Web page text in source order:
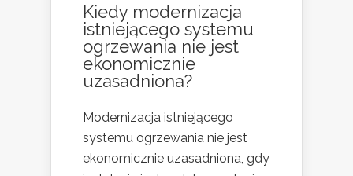
Kiedy modernizacja
istniejącego systemu
ogrzewania nie jest
ekonomicznie
uzasadniona?
Modernizacja istniejącego
systemu ogrzewania nie jest
ekonomicznie uzasadniona, gdy